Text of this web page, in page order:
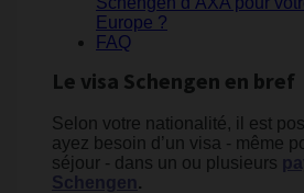
Europe ?
FAQ
Le visa Schengen en bref
Selon votre nationalité, il est
ayez besoin d’un visa - même
séjour - dans un ou plusieurs
Schengen.